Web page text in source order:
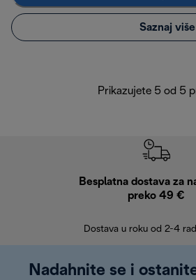
Saznaj više
Prikazujete 5 od 5
Besplatna dostava za
preko 49 €
Dostava u roku od 2-4
Nadahnite se i